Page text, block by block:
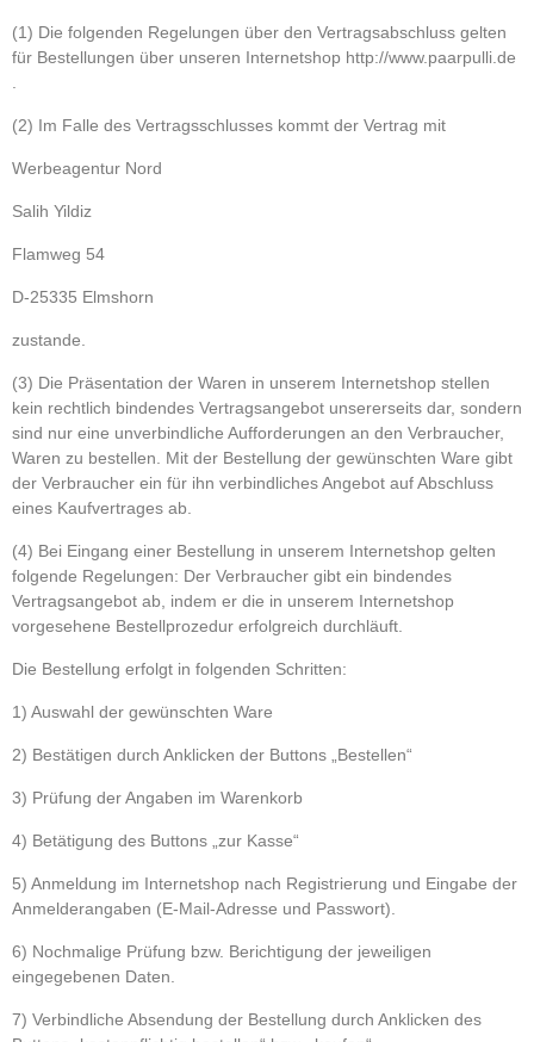
(1) Die folgenden Regelungen über den Vertragsabschluss gelten
für Bestellungen über unseren Internetshop http://www.paarpulli.de
(2) Im Falle des Vertragsschlusses kommt der Vertrag mit
Werbeagentur Nord
Salih Yildiz
Flamweg 54
D-25335 Elmshorn
zustande.
(3) Die Präsentation der Waren in unserem Internetshop stellen
kein rechtlich bindendes Vertragsangebot unsererseits dar, sondern
sind nur eine unverbindliche Aufforderungen an den Verbraucher,
Waren zu bestellen. Mit der Bestellung der gewünschten Ware gibt
der Verbraucher ein für ihn verbindliches Angebot auf Abschluss
eines Kaufvertrages ab.
(4) Bei Eingang einer Bestellung in unserem Internetshop gelten
folgende Regelungen: Der Verbraucher gibt ein bindendes
Vertragsangebot ab, indem er die in unserem Internetshop
vorgesehene Bestellprozedur erfolgreich durchläuft.
Die Bestellung erfolgt in folgenden Schritten:
1) Auswahl der gewünschten Ware
2) Bestätigen durch Anklicken der Buttons „Bestellen“
3) Prüfung der Angaben im Warenkorb
4) Betätigung des Buttons „zur Kasse“
5) Anmeldung im Internetshop nach Registrierung und Eingabe der
Anmelderangaben (E-Mail-Adresse und Passwort).
6) Nochmalige Prüfung bzw. Berichtigung der jeweiligen
eingegebenen Daten.
7) Verbindliche Absendung der Bestellung durch Anklicken des